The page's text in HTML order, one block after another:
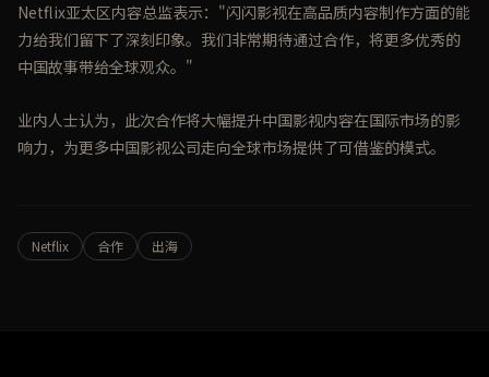
Netflix亚太区内容总监表示："闪闪影视在高品质内容制作方面的能
力给我们留下了深刻印象。我们非常期待通过合作，将更多优秀的
中国故事带给全球观众。"
业内人士认为，此次合作将大幅提升中国影视内容在国际市场的影
响力，为更多中国影视公司走向全球市场提供了可借鉴的模式。
Netflix 合作 出海